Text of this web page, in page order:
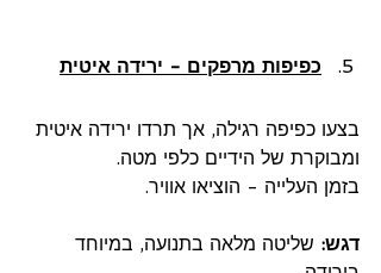
כפיפות מרפקים - ירידה איטית
בצעו כפיפה רגילה, אך תרדו ירידה איטית
ומבוקרת של הידיים כלפי מטה.
בזמן העלייה - הוציאו אוויר.
דגש: שליטה מלאה בתנועה, במיוחד